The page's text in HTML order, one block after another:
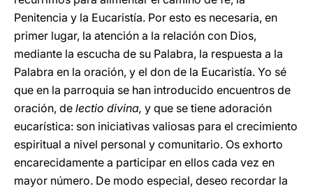
Penitencia y la Eucaristía. Por esto es necesaria, en
primer lugar, la atención a la relación con Dios,
mediante la escucha de su Palabra, la respuesta a la
Palabra en la oración, y el don de la Eucaristía. Yo sé
que en la parroquia se han introducido encuentros de
oración, de lectio divina, y que se tiene adoración
eucarística: son iniciativas valiosas para el crecimiento
espiritual a nivel personal y comunitario. Os exhorto
encarecidamente a participar en ellos cada vez en
mayor número. De modo especial, deseo recordar la